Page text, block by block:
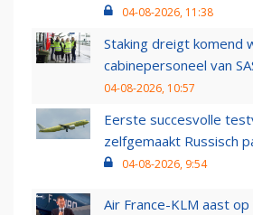
04-08-2026, 11:38
Staking dreigt komend
cabinepersoneel van
04-08-2026, 10:57
Eerste succesvolle
zelfgemaakt Russisch
04-08-2026, 9:54
Air France-KLM aast